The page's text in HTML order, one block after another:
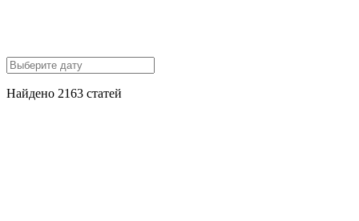
Найдено 2163 статей